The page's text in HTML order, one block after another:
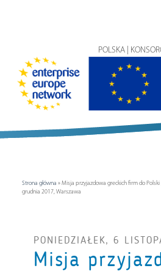
POLSKA |
Strona główna »Misja przyjazdowa greckich firm do
grudnia 2017, Warszawa
PONIEDZIAŁEK, 6
Misja